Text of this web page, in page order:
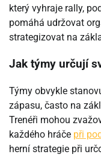
který vyhraje rally,
pomáhá udržovat
strategizovat na
Jak týmy určují
Týmy obvykle
zápasu, často na
Trenéři mohou
každého hráče při
herní strategie při